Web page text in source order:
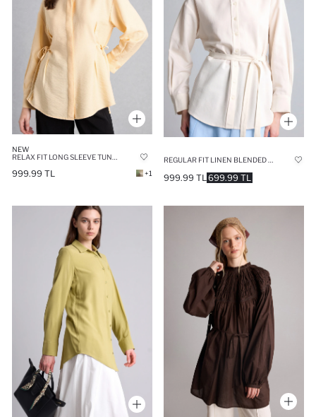
NEW
999.99 TL +1 699.99 TL
999.99 TL